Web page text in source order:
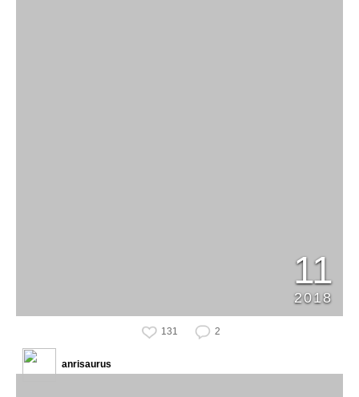
11
2018
131 2
anrisaurus